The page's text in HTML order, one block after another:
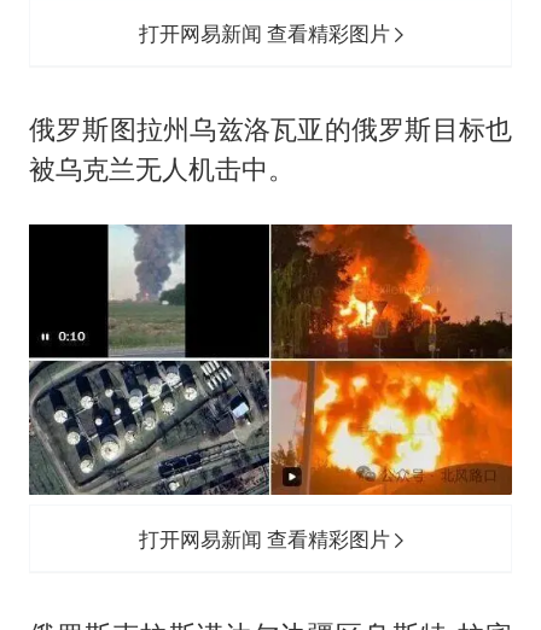
打开网易新闻 查看精彩图片
俄罗斯图拉州乌兹洛瓦亚的俄罗斯目标也
被乌克兰无人机击中。
打开网易新闻 查看精彩图片